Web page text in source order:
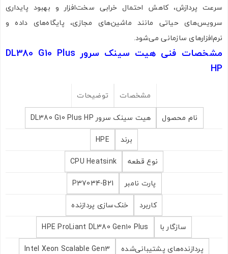
سرعت پردازش، کاهش احتمال خرابی سخت‌افزار و بهبود پایداری
سرویس‌های حیاتی مانند ماشین‌های مجازی، پایگاه‌های داده و
نرم‌افزارهای سازمانی می‌شود.
مشخصات فنی هیت سینک سرور DL380 G10 Plus
HP
مشخصات
توضیحات
نام محصول
هیت سینک سرور DL380 G10 Plus HP
برند
HPE
نوع قطعه
CPU Heatsink
پارت نامبر
P37034-B21
کاربرد
خنک‌سازی پردازنده
سازگار با
HPE ProLiant DL380 Gen10 Plus
پردازنده‌های پشتیبانی‌شده
Intel Xeon Scalable Gen3